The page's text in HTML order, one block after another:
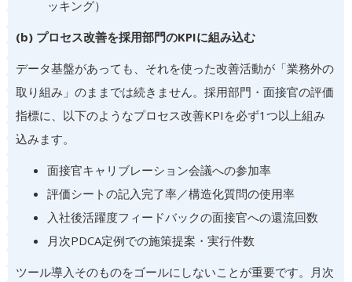
ッキング）
(b) プロセス改善を採用部門のKPIに組み込む
データ基盤があっても、それを使った改善活動が「業務外の
取り組み」のままでは続きません。採用部門・面接官の評価
指標に、以下のようなプロセス改善KPIを必ず1つ以上組み
込みます。
面接官キャリブレーション会議への参加率
評価シートの記入完了率／構造化質問の使用率
入社後活躍度フィードバックの面接官への還流回数
月次PDCA定例での施策提案・実行件数
ツール導入そのものをゴールにしないことが重要です。月次